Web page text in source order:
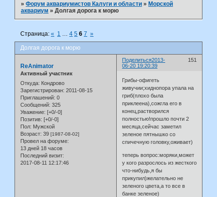
»Форум аквариумистов Калуги и области » Морской
аквариум »Долгая дорога к морю
Долгая дорога к морю
Страница:« 1 … 4 5 6 7 »
Поделиться 151
2013-
06-20 19:20:39
ReAnimator
Активный участник
Откуда: Кондрово
Зарегистрирован: 2011-08-15
Приглашений: 0
Сообщений: 325
Уважение: [+0/-0]
Позитив: [+0/-0]
Пол: Мужской
Возраст: 39 [1987-08-02]
Провел на форуме:
13 дней 18 часов
Последний визит:
2017-08-11 12:17:46
Грибы-офигеть
живучии;хиднопора упала на
гриб(плохо была
приклеена),сожгла его в
конец,растворился
полностью!прошло почти 2
месяца,сейчас заметил
зеленое пятнышко со
спичечную головку,оживает)
теперь вопрос:моряки,может
у кого разрослось из жесткого
что-нибудь,я бы
прикупил)желательно не
зеленого цвета,а то все в
банке зеленое)